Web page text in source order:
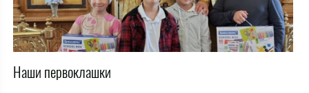
Наши первоклашки